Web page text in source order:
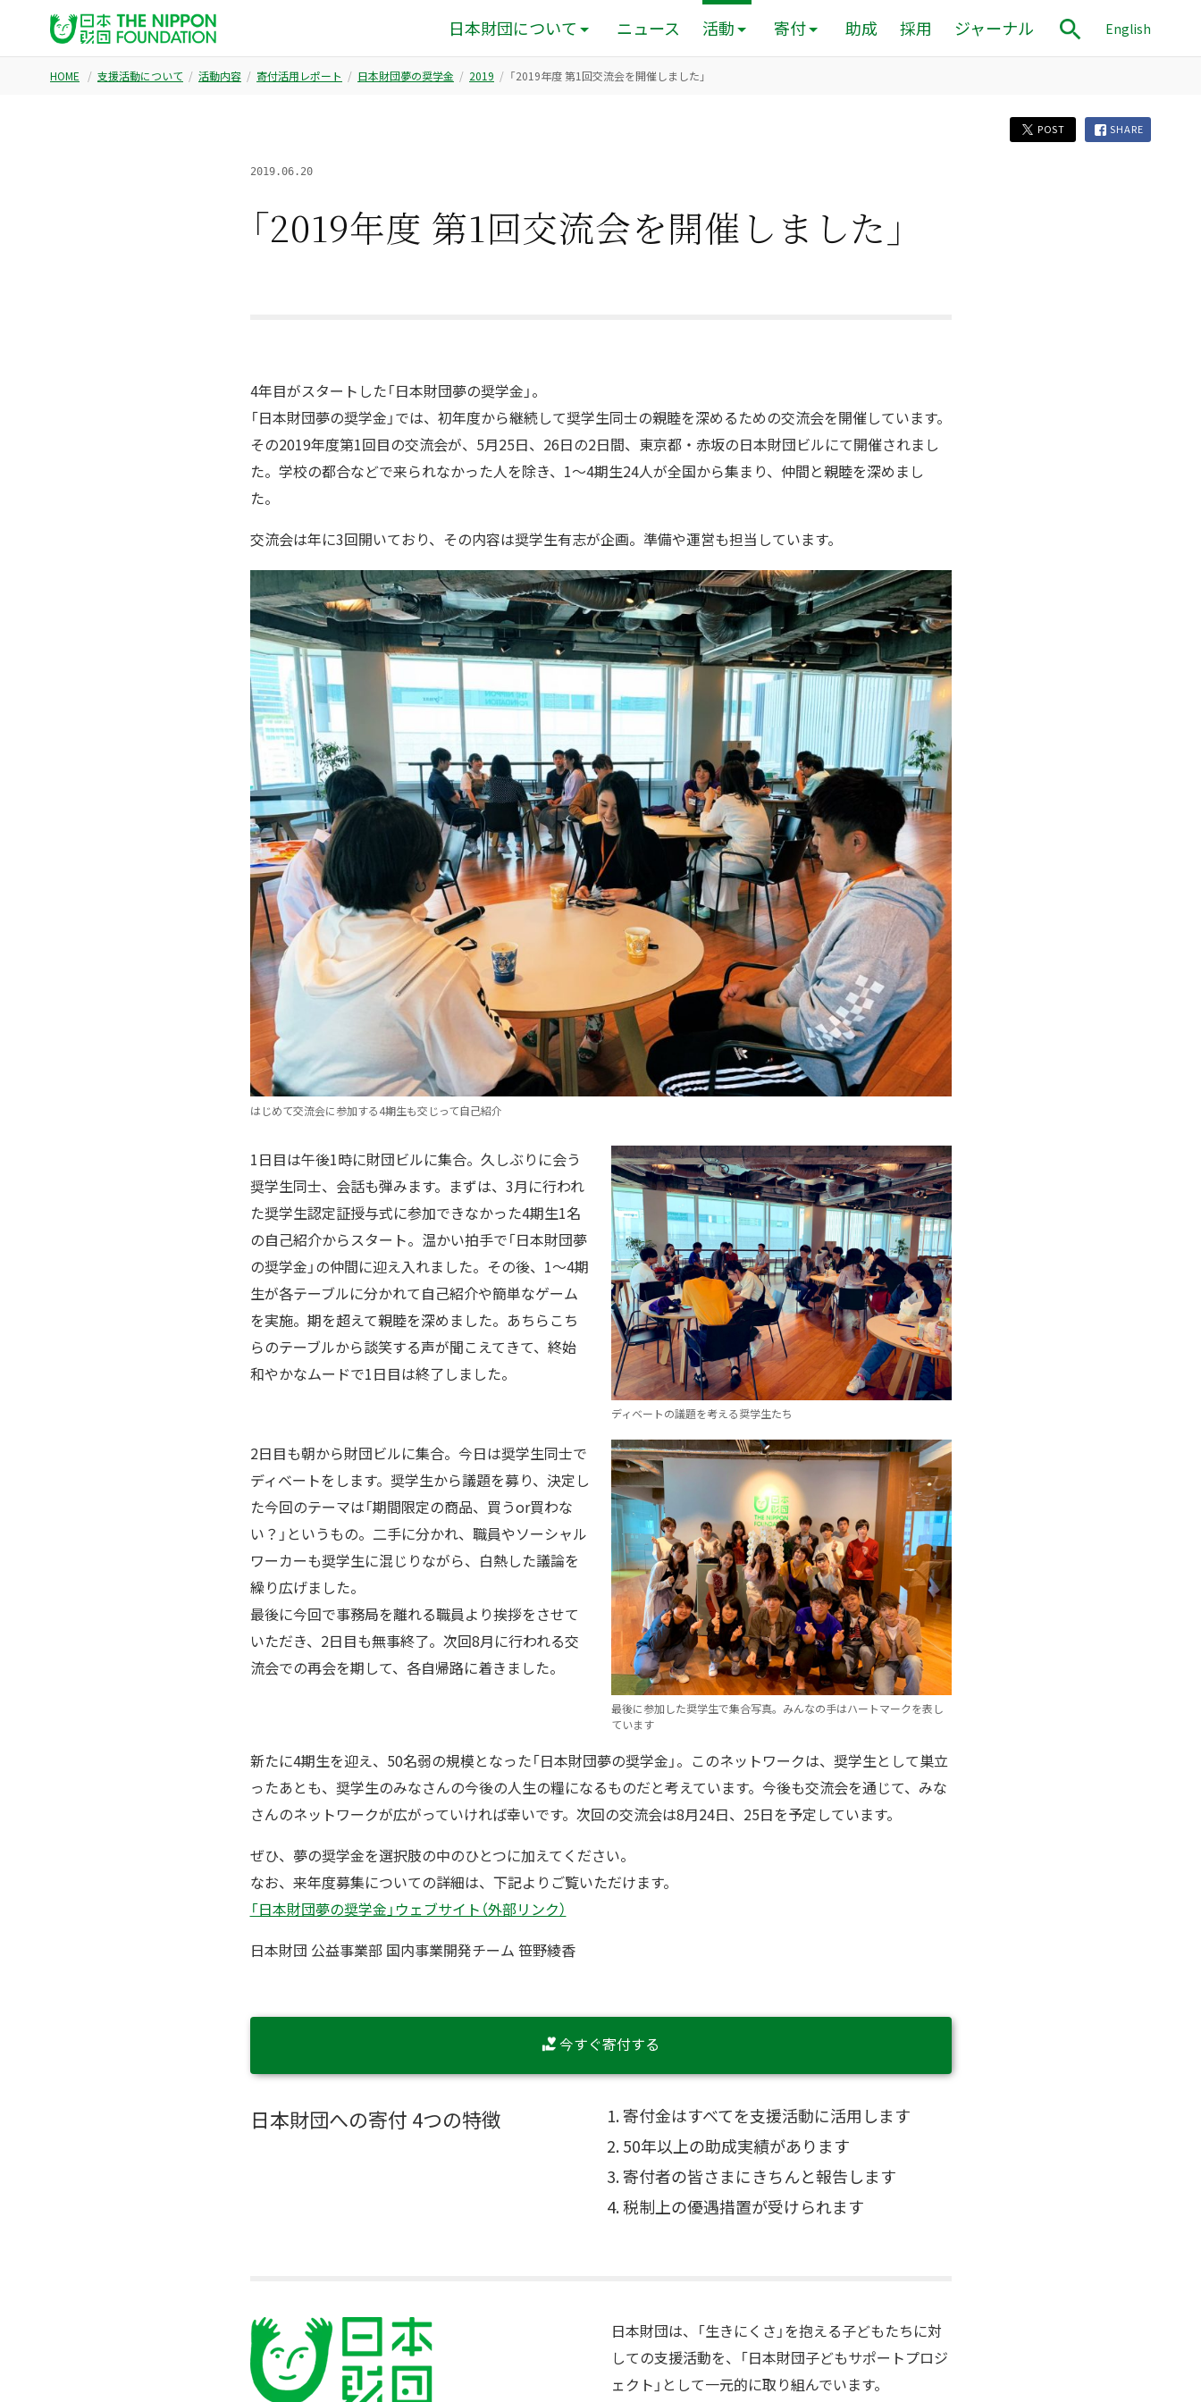
日本財団について ニュース 活動 寄付 助成 採用 ジャーナル English
HOME 支援活動について 活動内容 寄付活用レポート 日本財団夢の奨学金 2019 「2019年度 第1回交流会を開催しました」
POST SHARE
2019.06.20
「2019年度 第1回交流会を開催しました」
4年目がスタートした「日本財団夢の奨学金」。
「日本財団夢の奨学金」では、初年度から継続して奨学生同士の親睦を深めるための交流会を開催しています。
その2019年度第1回目の交流会が、5月25日、26日の2日間、東京都・赤坂の日本財団ビルにて開催されまし
た。学校の都合などで来られなかった人を除き、1～4期生24人が全国から集まり、仲間と親睦を深めまし
た。
交流会は年に3回開いており、その内容は奨学生有志が企画。準備や運営も担当しています。
はじめて交流会に参加する4期生も交じって自己紹介
1日目は午後1時に財団ビルに集合。久しぶりに会う
奨学生同士、会話も弾みます。まずは、3月に行われ
た奨学生認定証授与式に参加できなかった4期生1名
の自己紹介からスタート。温かい拍手で「日本財団夢
の奨学金」の仲間に迎え入れました。その後、1～4期
生が各テーブルに分かれて自己紹介や簡単なゲーム
を実施。期を超えて親睦を深めました。あちらこち
らのテーブルから談笑する声が聞こえてきて、終始
和やかなムードで1日目は終了しました。
ディベートの議題を考える奨学生たち
2日目も朝から財団ビルに集合。今日は奨学生同士で
ディベートをします。奨学生から議題を募り、決定し
た今回のテーマは「期間限定の商品、買うor買わな
い？」というもの。二手に分かれ、職員やソーシャル
ワーカーも奨学生に混じりながら、白熱した議論を
繰り広げました。
最後に今回で事務局を離れる職員より挨拶をさせて
いただき、2日目も無事終了。次回8月に行われる交
流会での再会を期して、各自帰路に着きました。
最後に参加した奨学生で集合写真。みんなの手はハートマークを表し
ています
新たに4期生を迎え、50名弱の規模となった「日本財団夢の奨学金」。このネットワークは、奨学生として巣立
ったあとも、奨学生のみなさんの今後の人生の糧になるものだと考えています。今後も交流会を通じて、みな
さんのネットワークが広がっていければ幸いです。次回の交流会は8月24日、25日を予定しています。
ぜひ、夢の奨学金を選択肢の中のひとつに加えてください。
なお、来年度募集についての詳細は、下記よりご覧いただけます。
「日本財団夢の奨学金」ウェブサイト（外部リンク）
日本財団 公益事業部 国内事業開発チーム 笹野綾香
今すぐ寄付する
日本財団への寄付 4つの特徴
寄付金はすべてを支援活動に活用します
50年以上の助成実績があります
寄付者の皆さまにきちんと報告します
税制上の優遇措置が受けられます
日本財団は、「生きにくさ」を抱える子どもたちに対
しての支援活動を、「日本財団子どもサポートプロジ
ェクト」として一元的に取り組んでいます。